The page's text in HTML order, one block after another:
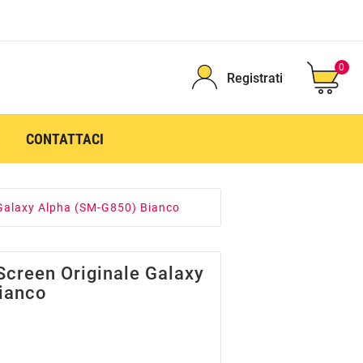
Registrati
0
CONTATTACI
Alpha (SM-G850) Bianco
Originale Galaxy